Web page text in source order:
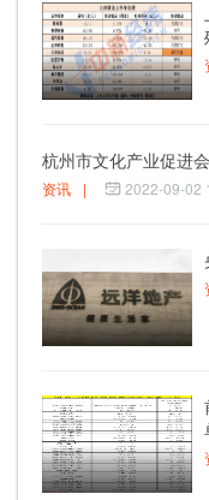
杭州市文化产业促进
资讯 | 2022-09-02